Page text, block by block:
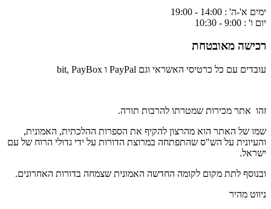
ימים א'-ה' : 14:00 - 19:00
יום ו' : 9:00 - 10:30
רכישה מאובטחת
עובדים עם כל כרטיסי האשראי וגם PayPal ו bit, PayBox
זהו אתר מכירות שמטרתו להרבות תורה.
שמו של האתר הוא מהרצון להקיף את הספרות ההלכתית, האמונית,
והעיונית על הש"ס שהתפתחה במרוצת הדורות על ידי גדולי הרוח של עם
ישראל.
ובנוסף לתת מקום לקומה החדשה האמונית שצמחה בדורות האחרונים.
ניווט מהיר